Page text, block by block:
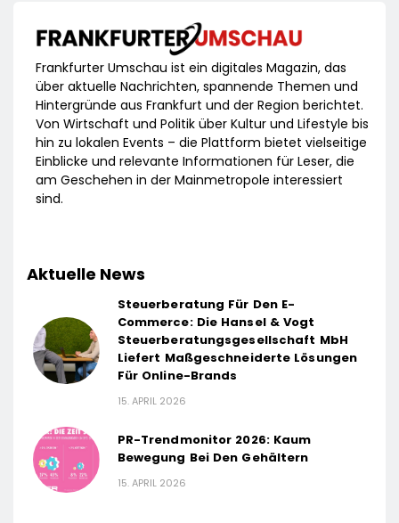
Frankfurter Umschau ist ein digitales Magazin, das
über aktuelle Nachrichten, spannende Themen und
Hintergründe aus Frankfurt und der Region berichtet.
Von Wirtschaft und Politik über Kultur und Lifestyle bis
hin zu lokalen Events – die Plattform bietet vielseitige
Einblicke und relevante Informationen für Leser, die
am Geschehen in der Mainmetropole interessiert
sind.
Aktuelle News
Steuerberatung Für Den E-
Commerce: Die Hansel & Vogt
Steuerberatungsgesellschaft MbH
Liefert Maßgeschneiderte Lösungen
Für Online-Brands
15. APRIL 2026
PR-Trendmonitor 2026: Kaum
Bewegung Bei Den Gehältern
15. APRIL 2026